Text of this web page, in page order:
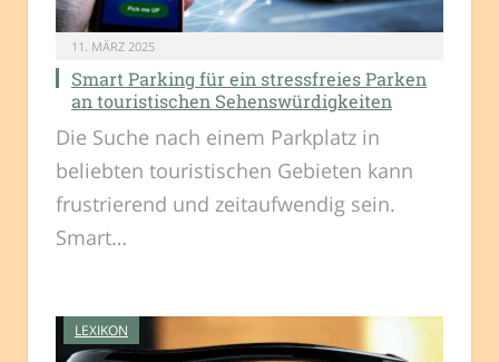
11. MÄRZ 2025
Smart Parking für ein stressfreies Parken
an touristischen Sehenswürdigkeiten
Die Suche nach einem Parkplatz in
beliebten touristischen Gebieten kann
frustrierend und zeitaufwendig sein.
Smart…
LEXIKON